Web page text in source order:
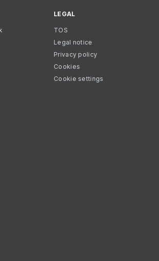
LEGAL
TOS
Legal notice
Privacy policy
Cookies
Cookie settings